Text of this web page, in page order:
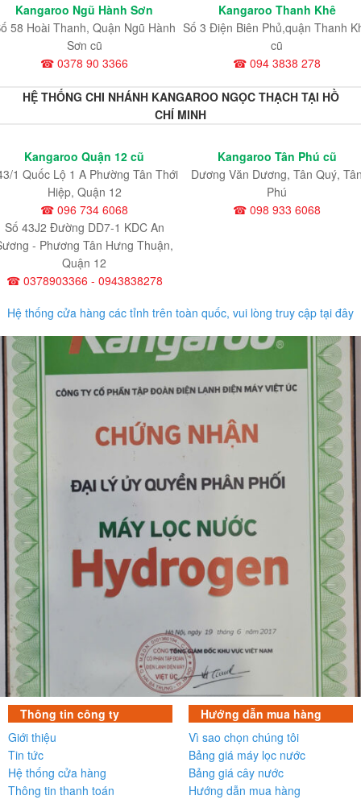
Kangaroo Ngũ Hành Sơn
58 Hoài Thanh, Quận Ngũ Hành
Sơn cũ
☎ 0378 90 3366
Kangaroo Thanh Khê
Số 3 Điện Biên Phủ,quận Thanh
cũ
☎ 094 3838 278
HỆ THỐNG CHI NHÁNH KANGAROO NGỌC THẠCH TẠI HỒ
CHÍ MINH
Kangaroo Quận 12 cũ
1 Quốc Lộ 1 A Phường Tân Thới
Hiệp, Quận 12
☎ 096 734 6068
Số 43J2 Đường DD7-1 KDC An
- Phương Tân Hưng Thuận,
Quận 12
☎ 0378903366 - 0943838278
Kangaroo Tân Phú cũ
Dương Văn Dương, Tân Quý,
Phú
☎ 098 933 6068
Hệ thống cửa hàng các tỉnh trên toàn quốc, vui lòng truy cập tại đây
Thông tin công ty
Giới thiệu
Tin tức
Hệ thống cửa hàng
Thông tin thanh toán
Hướng dẫn mua hàng
Vì sao chọn chúng tôi
Bảng giá máy lọc nước
Bảng giá cây nước
Hướng dẫn mua hàng